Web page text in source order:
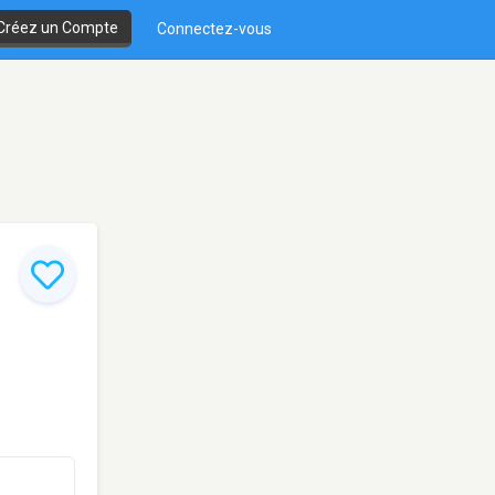
un Compte Connectez-vous